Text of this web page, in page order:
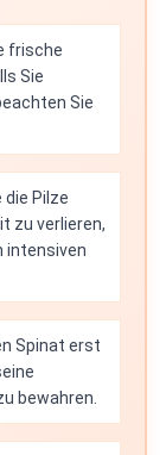
frische
Sie
Sie
die Pilze
zu verlieren,
intensiven
Spinat erst
bewahren.